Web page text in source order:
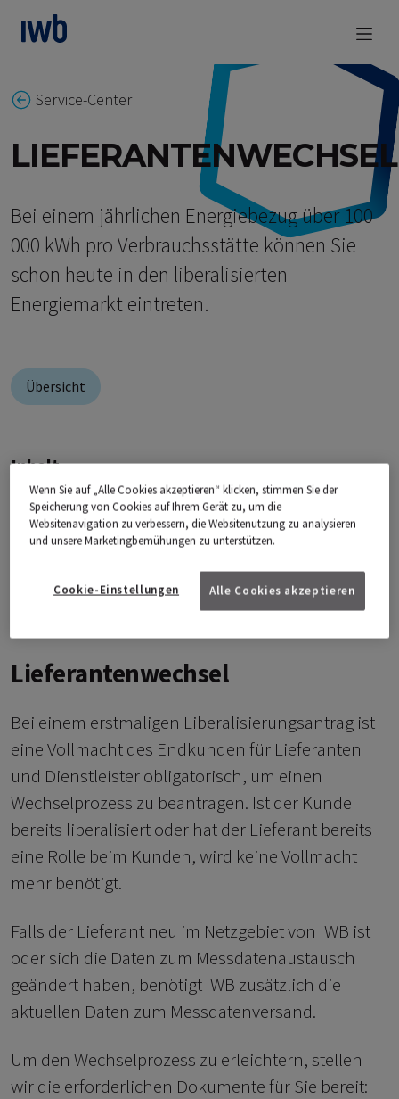
zum Main Content
Service-Center
LIEFERANTENWECHSEL
Bei einem jährlichen Energiebezug über 100
000 kWh pro Verbrauchsstätte können Sie
schon heute in den liberalisierten
Energiemarkt eintreten.
Übersicht
Inhalt
Lieferantenwechsel
Elektronischer Marktnachrichtenversand
Lieferantenwechsel
Bei einem erstmaligen Liberalisierungsantrag ist
eine Vollmacht des Endkunden für Lieferanten
und Dienstleister obligatorisch, um einen
Wechselprozess zu beantragen. Ist der Kunde
bereits liberalisiert oder hat der Lieferant bereits
eine Rolle beim Kunden, wird keine Vollmacht
mehr benötigt.
Falls der Lieferant neu im Netzgebiet von IWB ist
oder sich die Daten zum Messdatenaustausch
geändert haben, benötigt IWB zusätzlich die
aktuellen Daten zum Messdatenversand.
Um den Wechselprozess zu erleichtern, stellen
wir die erforderlichen Dokumente für Sie bereit:
Wenn Sie auf „Alle Cookies akzeptieren“ klicken, stimmen Sie der
Speicherung von Cookies auf Ihrem Gerät zu, um die
Websitenavigation zu verbessern, die Websitenutzung zu analysieren
und unsere Marketingbemühungen zu unterstützen.
Alle Cookies akzeptieren
Cookie-Einstellungen